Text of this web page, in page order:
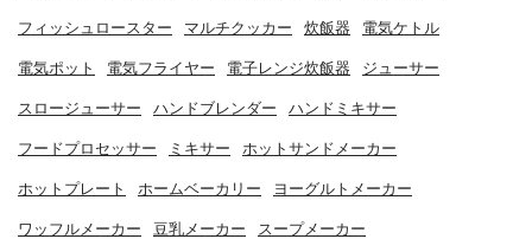
フィッシュロースター マルチクッカー 炊飯器 電気ケトル
電気ポット 電気フライヤー 電子レンジ炊飯器 ジューサー
スロージューサー ハンドブレンダー ハンドミキサー
フードプロセッサー ミキサー ホットサンドメーカー
ホットプレート ホームベーカリー ヨーグルトメーカー
ワッフルメーカー 豆乳メーカー スープメーカー